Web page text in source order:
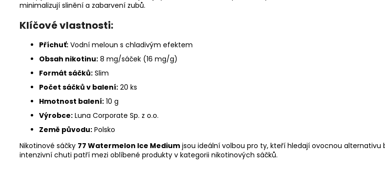
minimalizují slinění a zabarvení zubů.
Klíčové vlastnosti:
Příchuť: Vodní meloun s chladivým efektem
Obsah nikotinu: 8 mg/sáček (16 mg/g)
Formát sáčků: Slim
Počet sáčků v balení: 20 ks
Hmotnost balení: 10 g
Výrobce: Luna Corporate Sp. z o.o.
Země původu: Polsko
Nikotinové sáčky 77 Watermelon Ice Medium jsou ideální volbou pro ty, kteří hledají ovocnou
intenzivní chuti patří mezi oblíbené produkty v kategorii nikotinových sáčků.